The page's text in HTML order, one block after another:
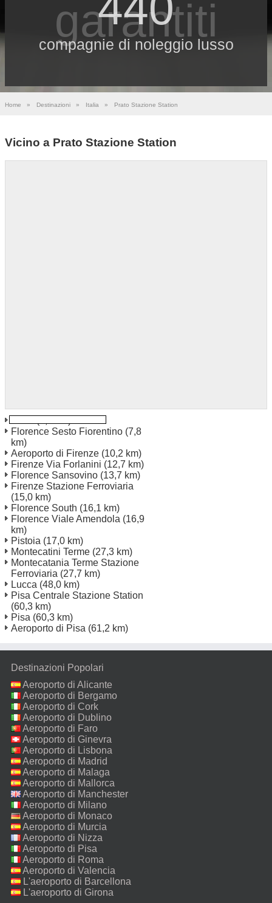
compagnie di noleggio lusso
garantiti
Home » Destinazioni » Italia » Prato Stazione Station
Vicino a Prato Stazione Station
Prato(0,7 km)
Florence Sesto Fiorentino (7,8
km)
Aeroporto di Firenze (10,2 km)
Firenze Via Forlanini (12,7 km)
Florence Sansovino (13,7 km)
Firenze Stazione Ferroviaria
(15,0 km)
Florence South (16,1 km)
Florence Viale Amendola (16,9
km)
Pistoia (17,0 km)
Montecatini Terme (27,3 km)
Montecatania Terme Stazione
Ferroviaria (27,7 km)
Lucca (48,0 km)
Pisa Centrale Stazione Station
(60,3 km)
Pisa (60,3 km)
Aeroporto di Pisa (61,2 km)
Destinazioni Popolari
Aeroporto di Alicante
Aeroporto di Bergamo
Aeroporto di Cork
Aeroporto di Dublino
Aeroporto di Faro
Aeroporto di Ginevra
Aeroporto di Lisbona
Aeroporto di Madrid
Aeroporto di Malaga
Aeroporto di Mallorca
Aeroporto di Manchester
Aeroporto di Milano
Malpensa
Aeroporto di Monaco
Aeroporto di Murcia
Aeroporto di Nizza
Aeroporto di Pisa
Aeroporto di Roma
Fiumicino
Aeroporto di Valencia
L'aeroporto di Barcellona
L'aeroporto di Girona